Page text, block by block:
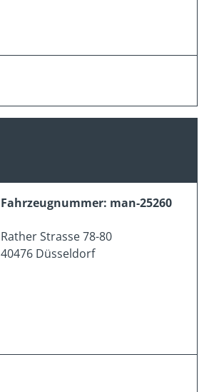
Fahrzeugnummer: man-25260
Rather Strasse 78-80
40476 Düsseldorf